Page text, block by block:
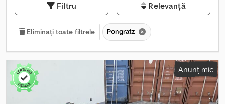
Filtru Relevanță
Eliminați toate filtrele Pongratz
Anunț mic